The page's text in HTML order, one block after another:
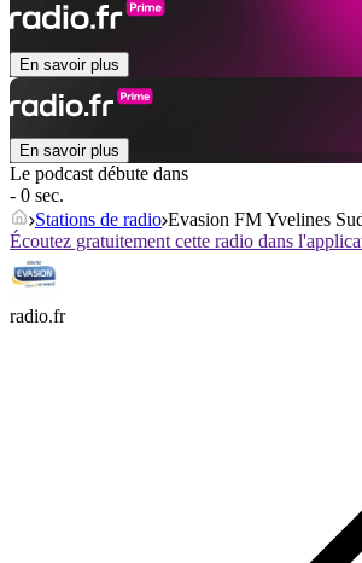
En savoir plus
En savoir plus
Le podcast débute dans
- 0 sec.
Stations de radio Evasion FM Yvelines
Écoutez gratuitement cette radio dans
radio.fr